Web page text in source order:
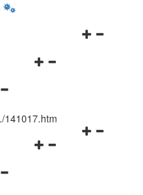
Navigationsmenü
./141017.htm
Navigationsmenü